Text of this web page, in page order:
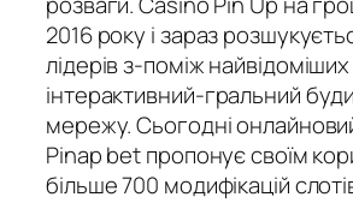
2016 року і зараз
лідерів з-поміж найвідоміших
інтерактивний-гральний
мережу. Сьогодні
Pinap bet пропонує своїм
більше 700 модифікацій